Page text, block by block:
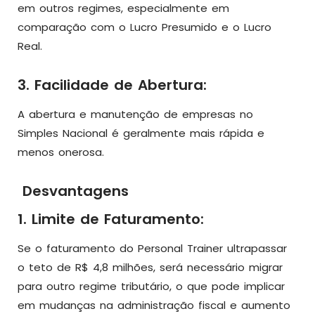
em outros regimes, especialmente em
comparação com o Lucro Presumido e o Lucro
Real.
3. Facilidade de Abertura:
A abertura e manutenção de empresas no
Simples Nacional é geralmente mais rápida e
menos onerosa.
Desvantagens
1. Limite de Faturamento:
Se o faturamento do Personal Trainer ultrapassar
o teto de R$ 4,8 milhões, será necessário migrar
para outro regime tributário, o que pode implicar
em mudanças na administração fiscal e aumento